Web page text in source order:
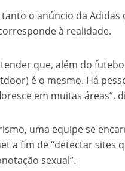
o anúncio da
à realidade.
que, além do
é o mesmo. Há
em muitas áreas”,
uma equipe se
a fim de “detectar sites
sexual”.